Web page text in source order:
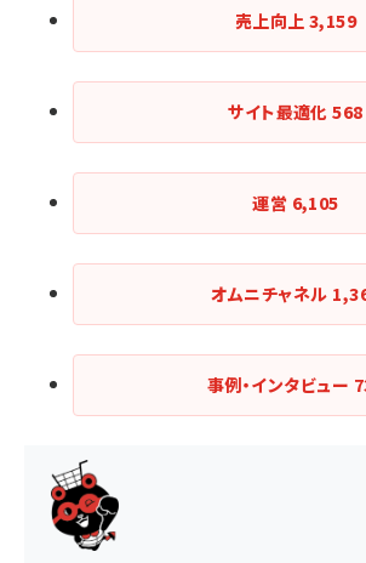
売上向上 3,159
サイト最適化568
運営 6,105
オムニチャネル
事例・インタビュー